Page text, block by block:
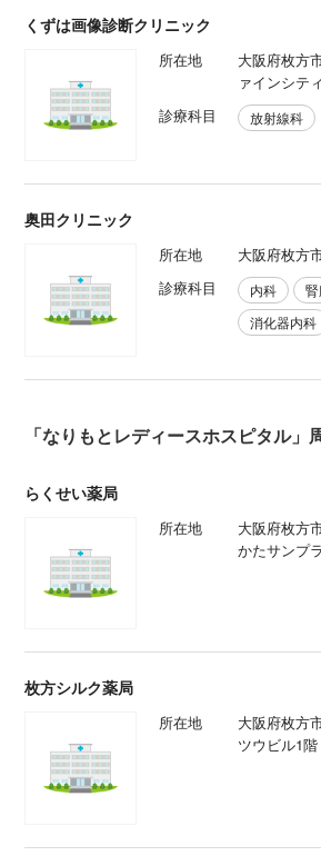
くずは画像診断クリニック
所在地
大阪府枚方
ァインシテ
診療科目
放射線科
奥田クリニック
所在地
大阪府枚方
診療科目
内科
消化器内科
「なりもとレディースホスピタル」
らくせい薬局
所在地
大阪府枚方
かたサンプ
枚方シルク薬局
所在地
大阪府枚方
ツウビル1階